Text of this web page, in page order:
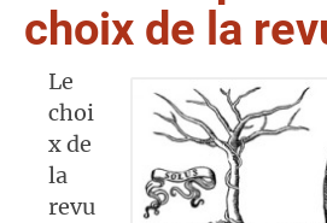
choix de la
Le
choi
x de
la
revu